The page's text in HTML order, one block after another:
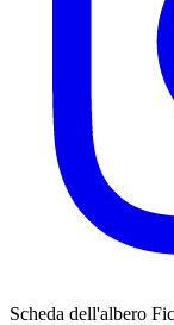
Scheda dell'albero